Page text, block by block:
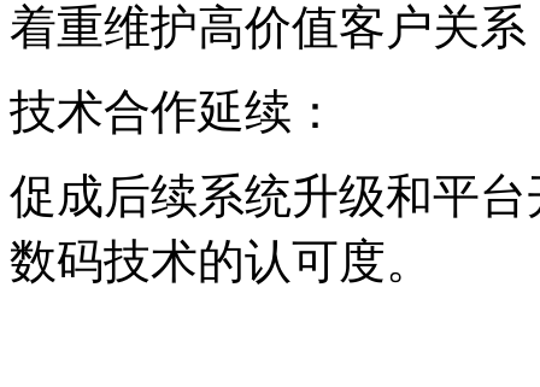
着重维护高价值客户关系
技术合作延续：
促成后续系统升级和平台
数码技术的认可度。